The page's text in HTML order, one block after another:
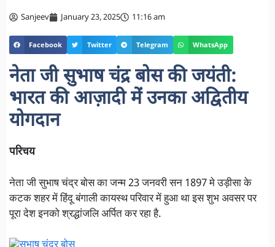
Sanjeev January 23, 2025 11:16 am
Facebook Twitter Telegram WhatsApp
नेता जी सुभाष चंद्र बोस की जयंती:
भारत की आज़ादी में उनका अद्वितीय
योगदान
परिचय
नेता जी सुभाष चंद्र बोस का जन्म 23 जनवरी सन 1897 मे उड़ीसा के
कटक शहर में हिंदू बंगाली कायस्थ परिवार में हुआ था इस शुभ अवसर पर
पूरा देश इनको श्रद्धांजलि अर्पित कर रहा है.